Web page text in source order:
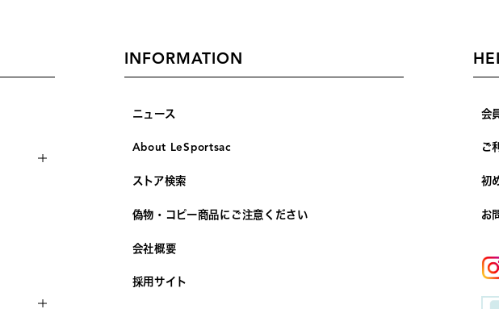
INFORMATION
ニュース
About LeSportsac
ストア検索
偽物・コピー商品にご注意ください
会社概要
採用サイト
会
ご
初
お